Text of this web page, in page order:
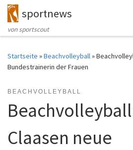
Zum Inhalt springen
sportnews
von sportscout
Startseite »Beachvolleyball»
Bundestrainerin der Frauen
BEACHVOLLEYBALL
Claasen neue